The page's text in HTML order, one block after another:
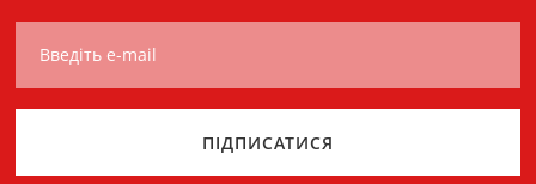
Введіть e-mail
ПІДПИСАТИСЯ